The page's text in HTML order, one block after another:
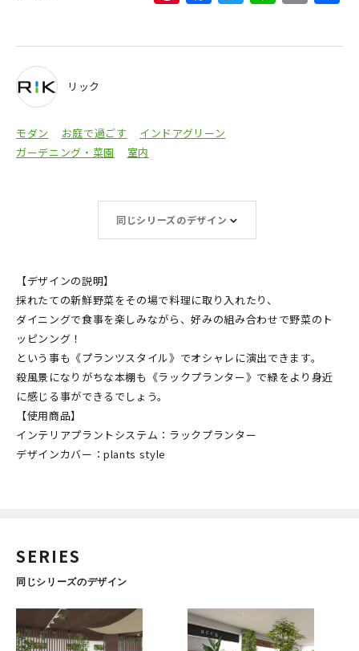
リック
モダン お庭で過ごす
インドアグリーン
ガーデニング・菜園
室内
同じシリーズのデザイン
【デザインの説明】
採れたての新鮮野菜をその場で料理に取り入れたり、
ダイニングで食事を楽しみながら、好みの組み合わせで野菜のト
ッピンング！
という事も《プランツスタイル》でオシャレに演出できます。
殺風景になりがちな本棚も《ラックプランター》で緑をより身近
に感じる事ができるでしょう。
【使用商品】
インテリアプラントシステム：ラックプランター
デザインカバー：plants style
SERIES
同じシリーズのデザイン